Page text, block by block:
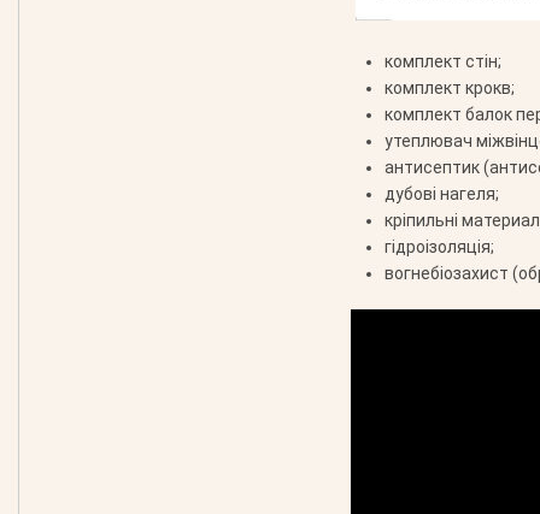
комплект стін;
комплект крокв;
комплект балок
утеплювач
антисептик
дубові нагеля;
кріпильні
гідроізоляція;
вогнебіозахист